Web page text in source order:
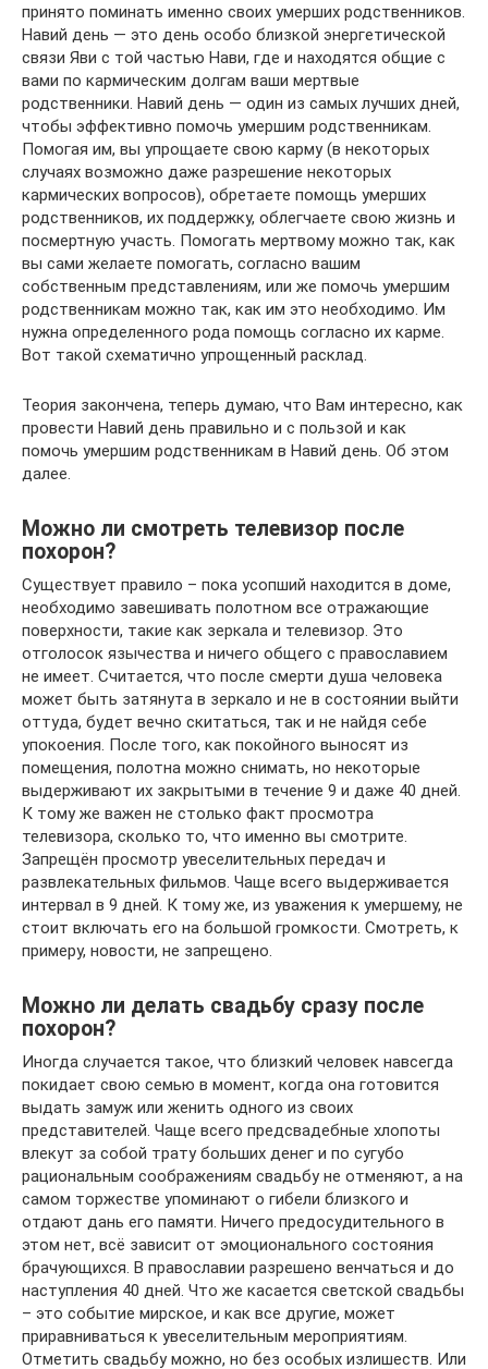
принято поминать именно своих умерших родственников.
Навий день — это день особо близкой энергетической
связи Яви с той частью Нави, где и находятся общие с
вами по кармическим долгам ваши мертвые
родственники. Навий день — один из самых лучших дней,
чтобы эффективно помочь умершим родственникам.
Помогая им, вы упрощаете свою карму (в некоторых
случаях возможно даже разрешение некоторых
кармических вопросов), обретаете помощь умерших
родственников, их поддержку, облегчаете свою жизнь и
посмертную участь. Помогать мертвому можно так, как
вы сами желаете помогать, согласно вашим
собственным представлениям, или же помочь умершим
родственникам можно так, как им это необходимо. Им
нужна определенного рода помощь согласно их карме.
Вот такой схематично упрощенный расклад.
Теория закончена, теперь думаю, что Вам интересно, как
провести Навий день правильно и с пользой и как
помочь умершим родственникам в Навий день. Об этом
далее.
Можно ли смотреть телевизор после
похорон?
Существует правило – пока усопший находится в доме,
необходимо завешивать полотном все отражающие
поверхности, такие как зеркала и телевизор. Это
отголосок язычества и ничего общего с православием
не имеет. Считается, что после смерти душа человека
может быть затянута в зеркало и не в состоянии выйти
оттуда, будет вечно скитаться, так и не найдя себе
упокоения. После того, как покойного выносят из
помещения, полотна можно снимать, но некоторые
выдерживают их закрытыми в течение 9 и даже 40 дней.
К тому же важен не столько факт просмотра
телевизора, сколько то, что именно вы смотрите.
Запрещён просмотр увеселительных передач и
развлекательных фильмов. Чаще всего выдерживается
интервал в 9 дней. К тому же, из уважения к умершему, не
стоит включать его на большой громкости. Смотреть, к
примеру, новости, не запрещено.
Можно ли делать свадьбу сразу после
похорон?
Иногда случается такое, что близкий человек навсегда
покидает свою семью в момент, когда она готовится
выдать замуж или женить одного из своих
представителей. Чаще всего предсвадебные хлопоты
влекут за собой трату больших денег и по сугубо
рациональным соображениям свадьбу не отменяют, а на
самом торжестве упоминают о гибели близкого и
отдают дань его памяти. Ничего предосудительного в
этом нет, всё зависит от эмоционального состояния
брачующихся. В православии разрешено венчаться и до
наступления 40 дней. Что же касается светской свадьбы
– это событие мирское, и как все другие, может
приравниваться к увеселительным мероприятиям.
Отметить свадьбу можно, но без особых излишеств. Или